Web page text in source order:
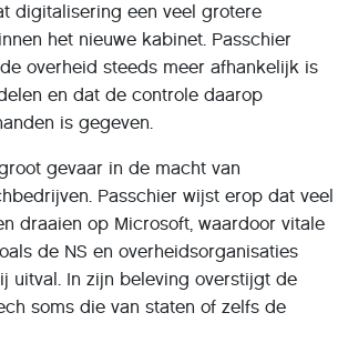
digitalisering een veel grotere
het nieuwe kabinet. Passchier
overheid steeds meer afhankelijk is
en dat de controle daarop
is gegeven.
gevaar in de macht van
Passchier wijst erop dat veel
draaien op Microsoft, waardoor vitale
de NS en overheidsorganisaties
uitval. In zijn beleving overstijgt de
soms die van staten of zelfs de